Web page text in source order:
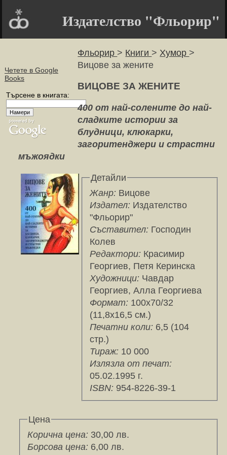
Издателство "Фльорир"
Четете в Google
Books
Търсене в книгата:
Фльорир > Книги >Хумор >
Вицове за жените
ВИЦОВЕ ЗА ЖЕНИТЕ
400 от най-солените до най-
сладките истории за
блудници, клюкарки,
загоритенджери и страстни
мъжоядки
Детайли
Жанр:Вицове
Издател:Издателство
"Фльорир"
Съставител:Господин
Колев
Редактори:Красимир
Георгиев, Петя Керинска
Художници:Чавдар
Георгиев, Алла Георгиева
Формат:100х70/32
(11,8х16,5 см.)
Печатни коли:6,5 (104
стр.)
Тираж:10 000
Излязла от печат:
05.02.1995 г.
ISBN:954-8226-39-1
Цена
Корична цена:30,00 лв.
Борсова цена:6,00 лв.